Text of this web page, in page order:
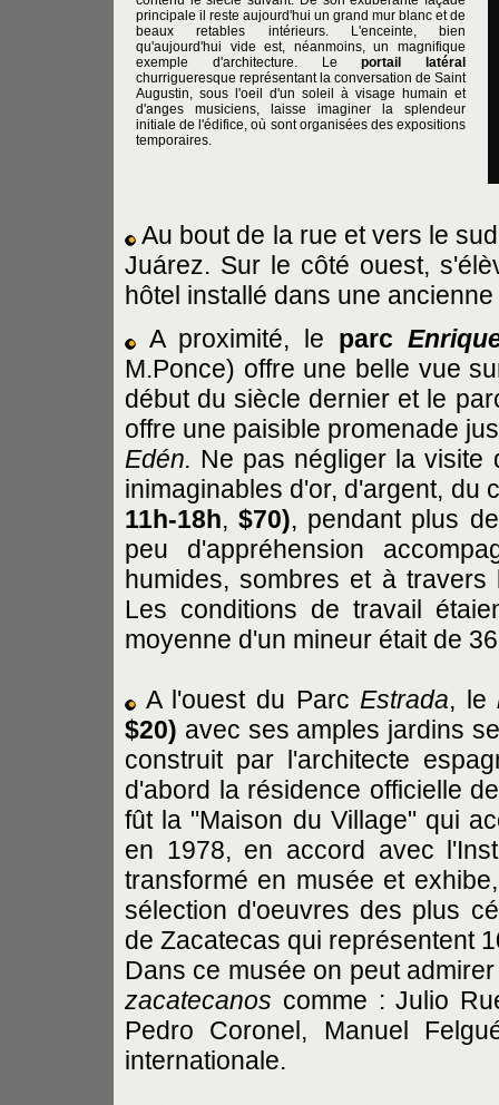
principale il reste aujourd'hui un grand mur blanc et de
beaux retables intérieurs. L'enceinte, bien
qu'aujourd'hui vide est, néanmoins, un magnifique
exemple d'architecture. Leportail latéral
churrigueresque représentant la conversation de Saint
Augustin, sous l'oeil d'un soleil à visage humain et
d'anges musiciens, laisse imaginer la splendeur
initiale de l'édifice, où sont organisées des expositions
temporaires.
Au bout de la rue et vers le
Juárez. Sur le côté ouest,
hôtel installé dans une ancienne
A proximité, le parc
M.Ponce) offre une belle vue
début du siècle dernier et le
offre une paisible promenade
Edén. Ne pas négliger la visite
inimaginables d'or, d'argent, du
11h-18h,$70), pendant plus
peu d'appréhension
humides, sombres et à
Les conditions de travail
moyenne d'un mineur était de
A l'ouest du Parc Estrada, le
$20) avec ses amples jardins
construit par l'architecte
d'abord la résidence officielle
fût la "Maison du Village" qui
en 1978, en accord avec
transformé en musée et
sélection d'oeuvres des plus
de Zacatecas qui représentent
Dans ce musée on peut
zacatecanos comme : Julio
Pedro Coronel, Manuel
internationale.